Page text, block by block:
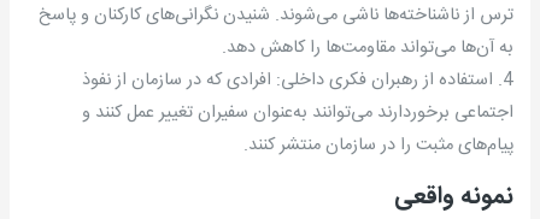
ترس از ناشناخته‌ها ناشی می‌شوند. شنیدن نگرانی‌های کارکنان و پاسخ
به آن‌ها می‌تواند مقاومت‌ها را کاهش دهد.
4. استفاده از رهبران فکری داخلی: افرادی که در سازمان از نفوذ
اجتماعی برخوردارند می‌توانند به‌عنوان سفیران تغییر عمل کنند و
پیام‌های مثبت را در سازمان منتشر کنند.
نمونه واقعی